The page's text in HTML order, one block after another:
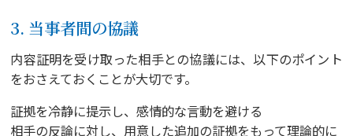
3. 当事者間の協議
内容証明を受け取った相手との協議には、以下のポイント
をおさえておくことが大切です。
証拠を冷静に提示し、感情的な言動を避ける
相手の反論に対し、用意した追加の証拠をもって理論的に